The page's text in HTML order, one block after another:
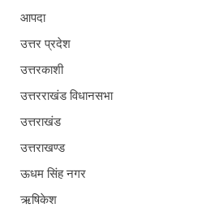
आपदा
उत्तर प्रदेश
उत्तरकाशी
उत्तरराखंड विधानसभा
उत्तराखंड
उत्तराखण्ड
ऊधम सिंह नगर
ऋषिकेश